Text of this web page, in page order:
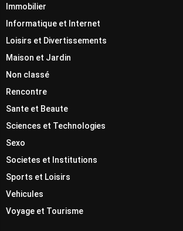
Immobilier
Informatique et Internet
Loisirs et Divertissements
Maison et Jardin
Non classé
Rencontre
Sante et Beaute
Sciences et Technologies
Sexo
Societes et Institutions
Sports et Loisirs
Vehicules
Voyage et Tourisme